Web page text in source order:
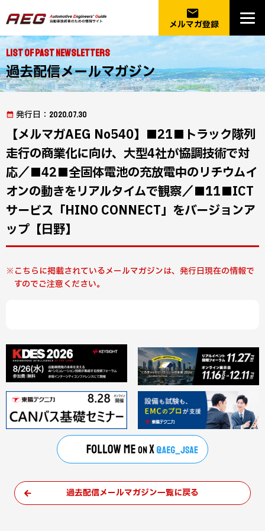
email
メルマガ登録
List of Past Newsletters
過去配信メールマガジン
発行日 ：2020.07.30
【メルマガAEG No540】■21■トラック隊列
走行の商業化に向け、大型4社が協調技術で対
応／■42■全固体電池の充放電中のリチウムイ
オンの動きをリアルタイムで観察／■11■ICT
サービス「HINO CONNECT」をバージョンア
ップ【日野】
こちらに掲載されているメールマガジンは、発行日現在の情報で
すのでご注意ください。
過去配信メールマガジン一覧に戻る